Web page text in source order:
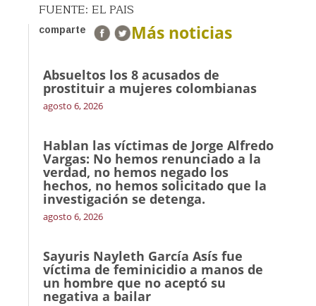
FUENTE: EL PAIS
comparte Más noticias
Absueltos los 8 acusados de
prostituir a mujeres colombianas
agosto 6, 2026
Hablan las víctimas de Jorge Alfredo
Vargas: No hemos renunciado a la
verdad, no hemos negado los
hechos, no hemos solicitado que la
investigación se detenga.
agosto 6, 2026
Sayuris Nayleth García Asís fue
víctima de feminicidio a manos de
un hombre que no aceptó su
negativa a bailar